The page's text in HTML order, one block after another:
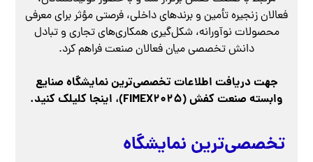
حوزه‌های تولید، طراحی، مواد اولیه، ماشین‌آلات و تجهیزات
مرتبط با صنعت کفش برگزار شد و با حضور تولیدکنندگان،
فعالان زنجیره تأمین و برندهای داخلی، فرصتی مؤثر برای معرفی
دانش تخصصی میان فعالان صنعت فراهم کرد.
وابسته صنعت کفش (FIMEX2025)، اینجا کلیلک کنید.